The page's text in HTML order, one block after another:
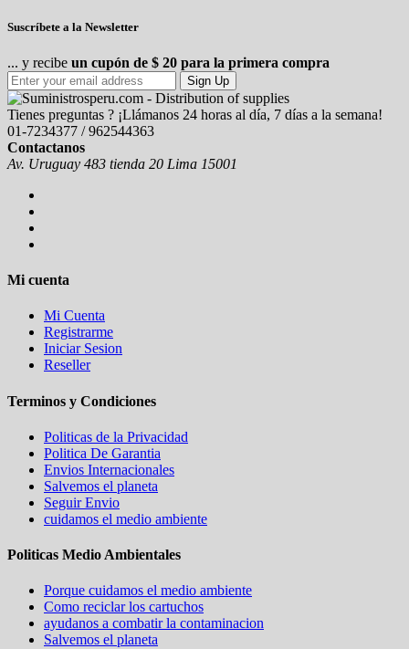
Suscríbete a la Newsletter
... y recibe un cupón de $ 20 para la primera compra
Sign Up
Tienes preguntas ? ¡Llámanos 24 horas al día, 7 días a la semana!
01-7234377 / 962544363
Contactanos
Av. Uruguay 483 tienda 20 Lima 15001
Mi cuenta
Mi Cuenta
Registrarme
Iniciar Sesion
Reseller
Terminos y Condiciones
Politicas de la Privacidad
Politica De Garantia
Envios Internacionales
Salvemos el planeta
Seguir Envio
cuidamos el medio ambiente
Politicas Medio Ambientales
Porque cuidamos el medio ambiente
Como reciclar los cartuchos
ayudanos a combatir la contaminacion
Salvemos el planeta